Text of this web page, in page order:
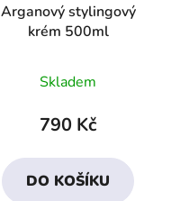
Arganový stylingový
krém 500ml
Skladem
790 Kč
DO KOŠÍKU